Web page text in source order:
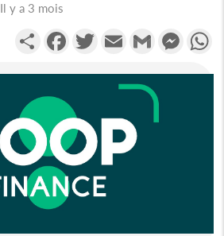
Il y a 3 mois
PartagerFacebookTwitterEmail Gmail